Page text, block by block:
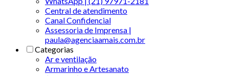
Central de atendimento
Canal Confidencial
Assessoria de Imprensa |
paula@agenciaamais.com.br
Categorias
Ar e ventilação
Armarinho e Artesanato